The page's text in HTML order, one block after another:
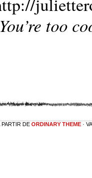
too
DE ORDINARY THEME ·